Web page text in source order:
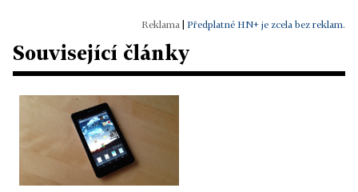
Předplatné HN+ je zcela bez reklam.
Související články